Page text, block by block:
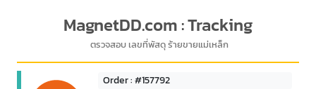
MagnetDD.com : Tracking
ตรวจสอบ เลขที่พัสดุ ร้ายขายแม่เหล็ก
Order : #157792